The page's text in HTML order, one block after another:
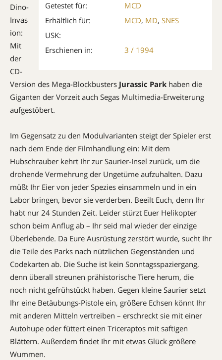
Getestet für:
MCD
Erhältlich für:
MCD, MD, SNES
USK:
Erschienen in:
3 / 1994
Dino-
Invas
ion:
Mit
der
CD-
Version des Mega-Blockbusters Jurassic Park haben die
Giganten der Vorzeit auch Segas Multimedia-Erweiterung
aufgestöbert.
Im Gegensatz zu den Modulvarianten steigt der Spieler erst
nach dem Ende der Filmhandlung ein: Mit dem
Hubschrauber kehrt Ihr zur Saurier-Insel zurück, um die
drohende Vermehrung der Ungetüme aufzuhalten. Dazu
müßt Ihr Eier von jeder Spezies einsammeln und in ein
Labor bringen, bevor sie verderben. Beeilt Euch, denn Ihr
habt nur 24 Stunden Zeit. Leider stürzt Euer Helikopter
schon beim Anflug ab – Ihr seid mal wieder der einzige
Überlebende. Da Eure Ausrüstung zerstört wurde, sucht Ihr
die Teile des Parks nach nützlichen Gegenständen und
Codekarten ab. Die Suche ist kein Sonntagsspaziergang,
denn überall streunen prähistorische Tiere herum, die
noch nicht gefrühstückt haben. Gegen kleine Saurier setzt
Ihr eine Betäubungs-Pistole ein, größere Echsen könnt Ihr
mit anderen Mitteln vertreiben – erschreckt sie mit einer
Autohupe oder füttert einen Triceraptos mit saftigen
Blättern. Außerdem findet Ihr mit etwas Glück größere
Wummen.